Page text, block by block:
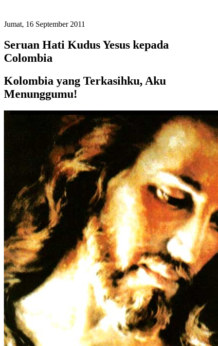
Jumat, 16 September 2011
Seruan Hati Kudus Yesus kepada
Colombia
Kolombia yang Terkasihku, Aku
Menunggumu!